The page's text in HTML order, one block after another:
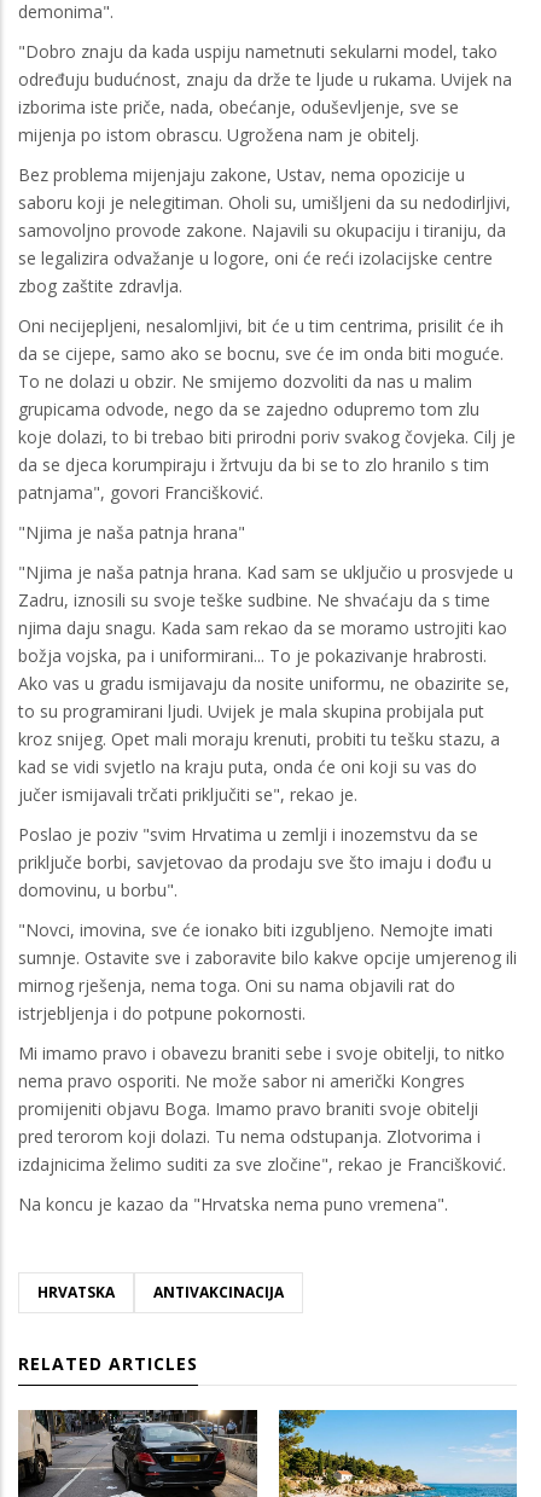
demonima".
"Dobro znaju da kada uspiju nametnuti sekularni model, tako
određuju budućnost, znaju da drže te ljude u rukama. Uvijek na
izborima iste priče, nada, obećanje, oduševljenje, sve se
mijenja po istom obrascu. Ugrožena nam je obitelj.
Bez problema mijenjaju zakone, Ustav, nema opozicije u
saboru koji je nelegitiman. Oholi su, umišljeni da su nedodirljivi,
samovoljno provode zakone. Najavili su okupaciju i tiraniju, da
se legalizira odvažanje u logore, oni će reći izolacijske centre
zbog zaštite zdravlja.
Oni necijepljeni, nesalomljivi, bit će u tim centrima, prisilit će ih
da se cijepe, samo ako se bocnu, sve će im onda biti moguće.
To ne dolazi u obzir. Ne smijemo dozvoliti da nas u malim
grupicama odvode, nego da se zajedno odupremo tom zlu
koje dolazi, to bi trebao biti prirodni poriv svakog čovjeka. Cilj je
da se djeca korumpiraju i žrtvuju da bi se to zlo hranilo s tim
patnjama", govori Francišković.
"Njima je naša patnja hrana"
"Njima je naša patnja hrana. Kad sam se uključio u prosvjede u
Zadru, iznosili su svoje teške sudbine. Ne shvaćaju da s time
njima daju snagu. Kada sam rekao da se moramo ustrojiti kao
božja vojska, pa i uniformirani... To je pokazivanje hrabrosti.
Ako vas u gradu ismijavaju da nosite uniformu, ne obazirite se,
to su programirani ljudi. Uvijek je mala skupina probijala put
kroz snijeg. Opet mali moraju krenuti, probiti tu tešku stazu, a
kad se vidi svjetlo na kraju puta, onda će oni koji su vas do
jučer ismijavali trčati priključiti se", rekao je.
Poslao je poziv "svim Hrvatima u zemlji i inozemstvu da se
priključe borbi, savjetovao da prodaju sve što imaju i dođu u
domovinu, u borbu".
"Novci, imovina, sve će ionako biti izgubljeno. Nemojte imati
sumnje. Ostavite sve i zaboravite bilo kakve opcije umjerenog ili
mirnog rješenja, nema toga. Oni su nama objavili rat do
istrjebljenja i do potpune pokornosti.
Mi imamo pravo i obavezu braniti sebe i svoje obitelji, to nitko
nema pravo osporiti. Ne može sabor ni američki Kongres
promijeniti objavu Boga. Imamo pravo braniti svoje obitelji
pred terorom koji dolazi. Tu nema odstupanja. Zlotvorima i
izdajnicima želimo suditi za sve zločine", rekao je Francišković.
Na koncu je kazao da "Hrvatska nema puno vremena".
HRVATSKA ANTIVAKCINACIJA
RELATED ARTICLES